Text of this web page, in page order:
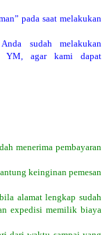
pada saat melakukan
sudah melakukan
YM, agar kami dapat
menerima pembayaran
keinginan pemesan
alamat lengkap sudah
expedisi memilik biaya